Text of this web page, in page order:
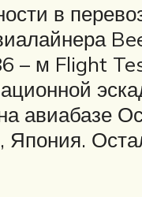
в
– м Flight
авиабазе
Япония.